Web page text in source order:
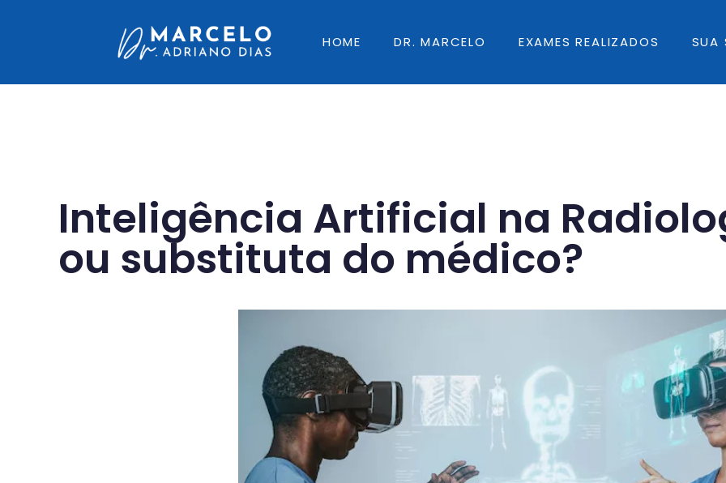
HOME DR. MARCELO EXAMES REALIZADOS SUA
Inteligência Artificial na
ou substituta do médico?